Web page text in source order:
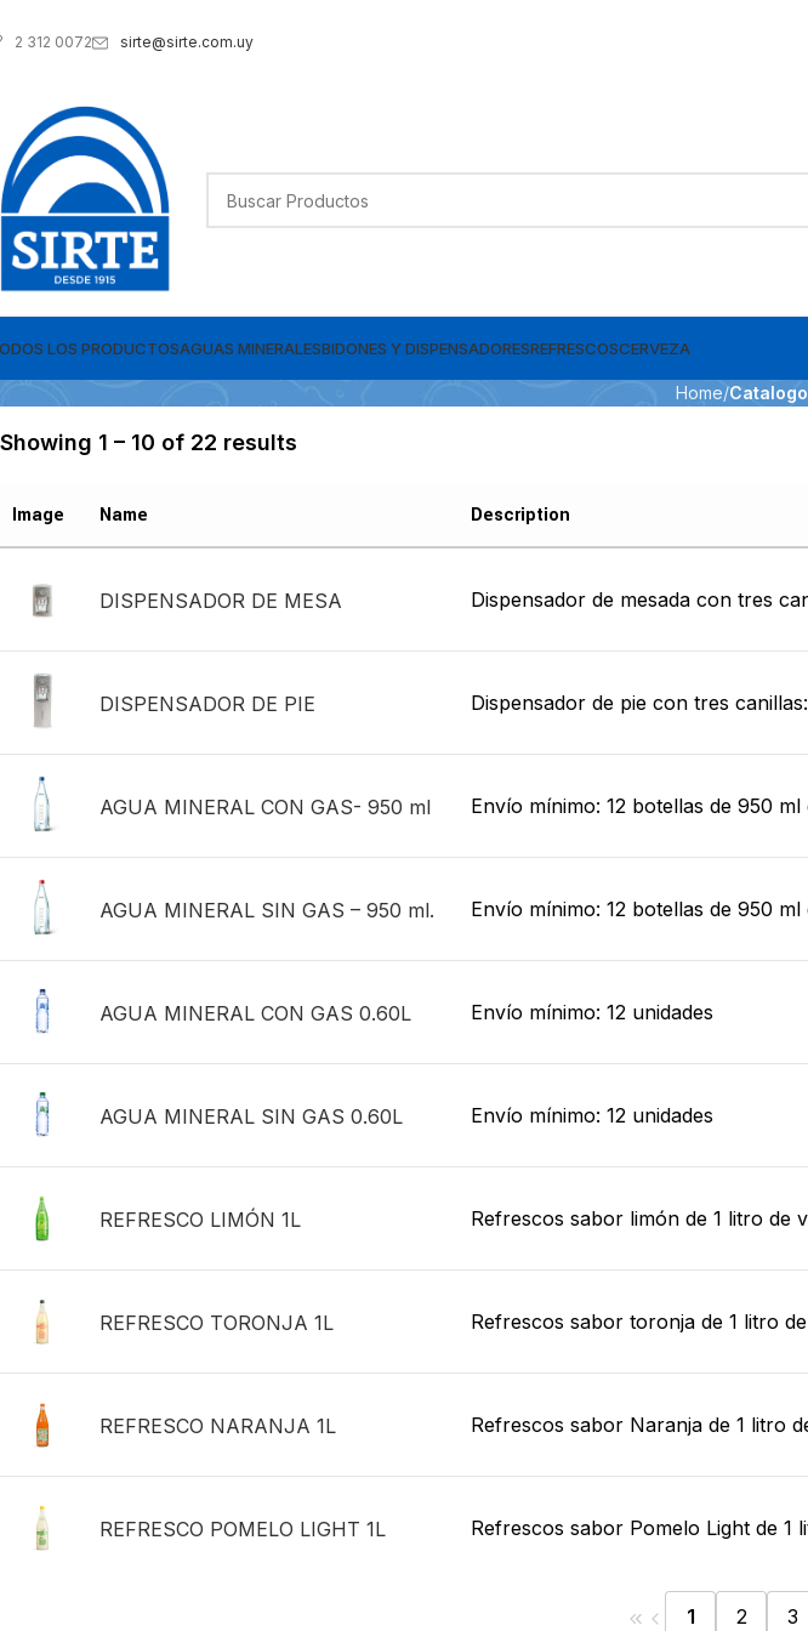
2 312 0072 sirte@sirte.com.uy
LOS PRODUCTOSAGUAS MINERALESBIDONES Y DISPENSADORESREFRESCOSCERVEZA
Home Catalogo
Showing 1 – 10 of 22 results
Image Name Description
DISPENSADOR DE MESA Dispensador de mesada con tres
DISPENSADOR DE PIE Dispensador de pie con tres
AGUA MINERAL CON GAS- 950 ml Envío mínimo: 12 botellas de 950
AGUA MINERAL SIN GAS – 950 ml. Envío mínimo: 12 botellas de 950
AGUA MINERAL CON GAS 0.60L Envío mínimo: 12 unidades
AGUA MINERAL SIN GAS 0.60L Envío mínimo: 12 unidades
REFRESCO LIMÓN 1L Refrescos sabor limón de 1 litro de
REFRESCO TORONJA 1L Refrescos sabor toronja de 1 litro
REFRESCO NARANJA 1L Refrescos sabor Naranja de 1 litro
REFRESCO POMELO LIGHT 1L Refrescos sabor Pomelo Light de 1
1 2 3